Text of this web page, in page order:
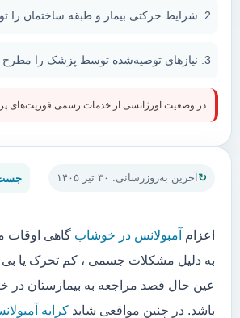
آخرین به‌روزرسانی: ۳۰ تیر ۱۴۰۵
اعزام آمبولانس در خوشاب گاهی
به دلیل مشکلات جسمی ، کم تحرک یا بی
عین حال قصد مراجعه به بیمارستان در
باشد. در چنین مواقعی شاید کرایه
شرایط حرکتی بیمار و طبقه ساختمان را
نیازهای توصیه‌شده توسط پزشک را مطرح
در وضعیت اورژانسی از خدمات رسمی فوریت‌های